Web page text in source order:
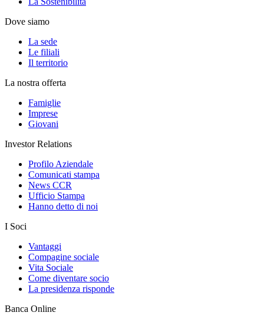
Dove siamo
La sede
Le filiali
Il territorio
La nostra offerta
Famiglie
Imprese
Giovani
Investor Relations
Profilo Aziendale
Comunicati stampa
News CCR
Ufficio Stampa
Hanno detto di noi
I Soci
Vantaggi
Compagine sociale
Vita Sociale
Come diventare socio
La presidenza risponde
Banca Online